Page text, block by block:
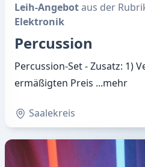
Leih-Angebotaus der
Elektronik
Percussion
Percussion-Set - Zusatz: 1)
ermäßigten Preis ...mehr
Saalekreis